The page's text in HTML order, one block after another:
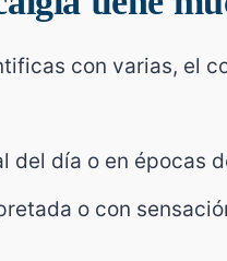
con varias, el
del día o en épocas
o con